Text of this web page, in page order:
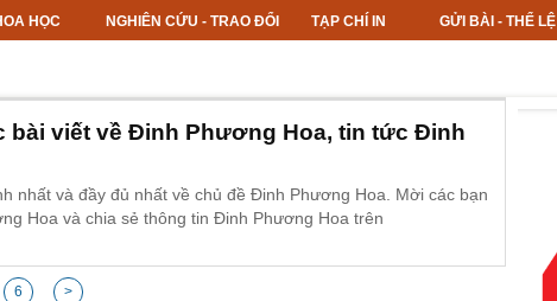
HỌC NGHIÊN CỨU - TRAO ĐỔI TẠP CHÍ IN GỬI BÀI - THỂ LỆ
bài viết về Đinh Phương Hoa, tin tức Đinh
nhất và đầy đủ nhất về chủ đề Đinh Phương Hoa. Mời các bạn
Hoa và chia sẻ thông tin Đinh Phương Hoa trên
6 >